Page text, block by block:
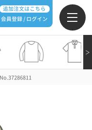
追加注文はこちら
会員登録 / ログイン
＞
No.37286811